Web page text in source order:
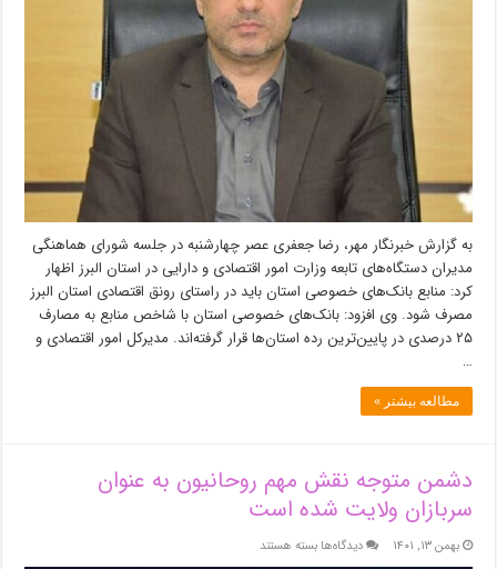
راستای
رونق
اقتصادی
استان
به گزارش خبرنگار مهر، رضا جعفری عصر چهارشنبه در جلسه شورای هماهنگی
مدیران دستگاه‌های تابعه وزارت امور اقتصادی و دارایی در استان البرز اظهار
کرد: منابع بانک‌های خصوصی استان باید در راستای رونق اقتصادی استان البرز
مصرف شود. وی افزود: بانک‌های خصوصی استان با شاخص منابع به مصارف
۲۵ درصدی در پایین‌ترین رده استان‌ها قرار گرفته‌اند. مدیرکل امور اقتصادی و
…
مطالعه بیشتر »
دشمن متوجه نقش مهم روحانیون به عنوان
سربازان ولایت شده است
بهمن ۱۳, ۱۴۰۱ دیدگاه‌هابرای
بسته هستند